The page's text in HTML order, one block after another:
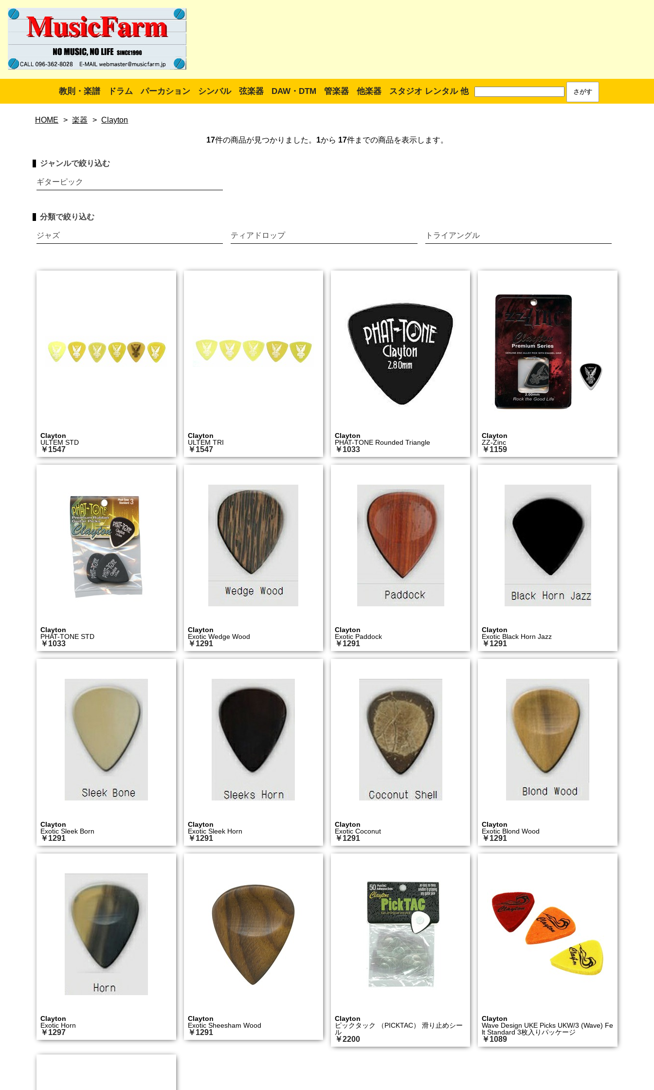
教則・楽譜 ドラム パーカション シンバル 弦楽器 DAW・DTM 管楽器 他楽器 スタジオ レンタル 他
HOME > 楽器 > Clayton
17件の商品が見つかりました。 1から 17件までの商品を表示します。
ジャンルで絞り込む
ギターピック
分類で絞り込む
ジャズ ティアドロップ トライアングル
Clayton
ULTEM STD
￥1547
Clayton
ULTEM TRI
￥1547
Clayton
PHAT-TONE Rounded Triangle
￥1033
Clayton
ZZ-Zinc
￥1159
Clayton
PHAT-TONE STD
￥1033
Clayton
Exotic Wedge Wood
￥1291
Clayton
Exotic Paddock
￥1291
Clayton
Exotic Black Horn Jazz
￥1291
Clayton
Exotic Sleek Born
￥1291
Clayton
Exotic Sleek Horn
￥1291
Clayton
Exotic Coconut
￥1291
Clayton
Exotic Blond Wood
￥1291
Clayton
Exotic Horn
￥1297
Clayton
Exotic Sheesham Wood
￥1291
Clayton
ピックタック （PICKTAC） 滑り止めシー
ル
￥2200
Clayton
Wave Design UKE Picks UKW/3 (Wave) Fe
lt Standard 3枚入りパッケージ
￥1089